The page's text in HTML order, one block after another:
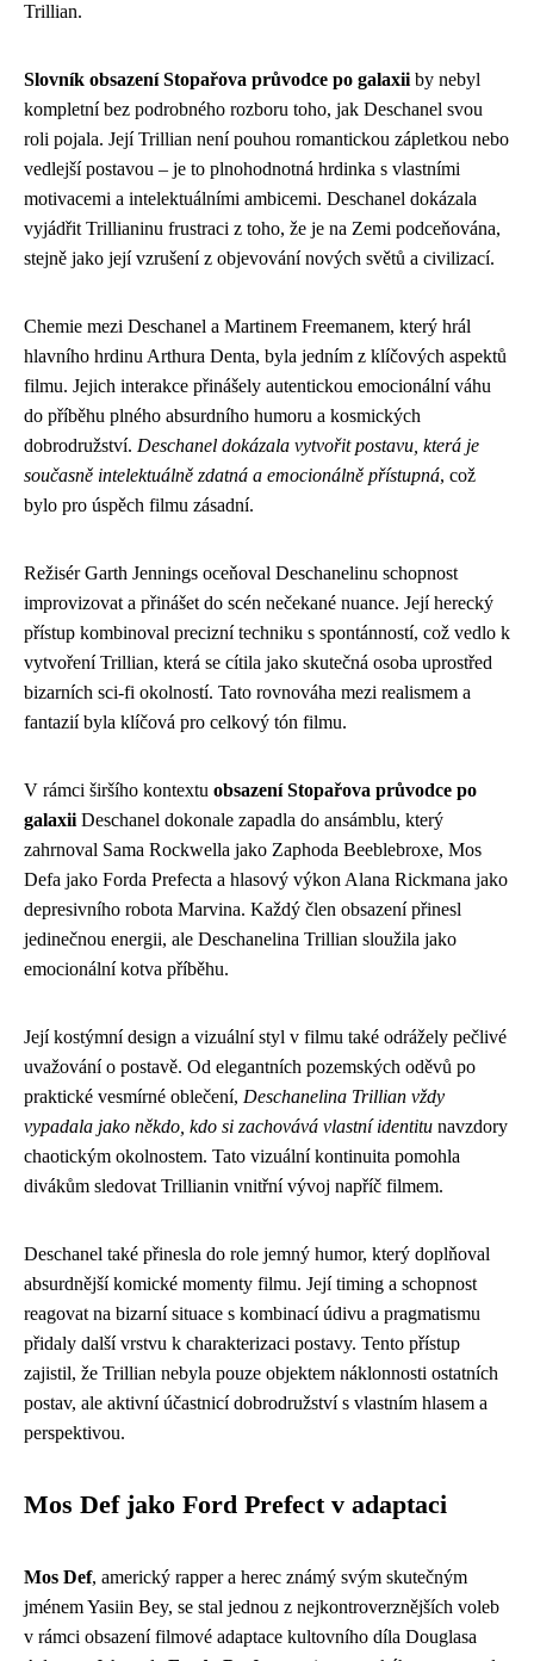
Trillian.
Slovník obsazení Stopařova průvodce po galaxii by nebyl
kompletní bez podrobného rozboru toho, jak Deschanel svou
roli pojala. Její Trillian není pouhou romantickou zápletkou nebo
vedlejší postavou – je to plnohodnotná hrdinka s vlastními
motivacemi a intelektuálními ambicemi. Deschanel dokázala
vyjádřit Trillianinu frustraci z toho, že je na Zemi podceňována,
stejně jako její vzrušení z objevování nových světů a civilizací.
Chemie mezi Deschanel a Martinem Freemanem, který hrál
hlavního hrdinu Arthura Denta, byla jedním z klíčových aspektů
filmu. Jejich interakce přinášely autentickou emocionální váhu
do příběhu plného absurdního humoru a kosmických
dobrodružství. Deschanel dokázala vytvořit postavu, která je
současně intelektuálně zdatná a emocionálně přístupná, což
bylo pro úspěch filmu zásadní.
Režisér Garth Jennings oceňoval Deschanelinu schopnost
improvizovat a přinášet do scén nečekané nuance. Její herecký
přístup kombinoval precizní techniku s spontánností, což vedlo k
vytvoření Trillian, která se cítila jako skutečná osoba uprostřed
bizarních sci-fi okolností. Tato rovnováha mezi realismem a
fantazií byla klíčová pro celkový tón filmu.
V rámci širšího kontextu obsazení Stopařova průvodce po
galaxii Deschanel dokonale zapadla do ansámblu, který
zahrnoval Sama Rockwella jako Zaphoda Beeblebroxe, Mos
Defa jako Forda Prefecta a hlasový výkon Alana Rickmana jako
depresivního robota Marvina. Každý člen obsazení přinesl
jedinečnou energii, ale Deschanelina Trillian sloužila jako
emocionální kotva příběhu.
Její kostýmní design a vizuální styl v filmu také odrážely pečlivé
uvažování o postavě. Od elegantních pozemských oděvů po
praktické vesmírné oblečení, Deschanelina Trillian vždy
vypadala jako někdo, kdo si zachovává vlastní identitu navzdory
chaotickým okolnostem. Tato vizuální kontinuita pomohla
divákům sledovat Trillianin vnitřní vývoj napříč filmem.
Deschanel také přinesla do role jemný humor, který doplňoval
absurdnější komické momenty filmu. Její timing a schopnost
reagovat na bizarní situace s kombinací údivu a pragmatismu
přidaly další vrstvu k charakterizaci postavy. Tento přístup
zajistil, že Trillian nebyla pouze objektem náklonnosti ostatních
postav, ale aktivní účastnicí dobrodružství s vlastním hlasem a
perspektivou.
Mos Def jako Ford Prefect v adaptaci
Mos Def, americký rapper a herec známý svým skutečným
jménem Yasiin Bey, se stal jednou z nejkontroverznějších voleb
v rámci obsazení filmové adaptace kultovního díla Douglasa